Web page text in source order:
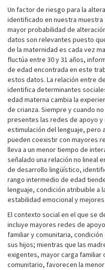
Un factor de riesgo para la
identificado en nuestra muestra
mayor probabilidad de
datos son relevantes puesto
de la maternidad es cada vez
fluctúa entre 30 y 31 años,
de edad encontrada en este
estos datos. La relación entre
identifica determinantes
edad materna cambia la
de crianza. Siempre y cuando
presentes las redes de apoyo
estimulación del lenguaje, pero
pueden coexistir con mayores
lleva a un menor tiempo de
señalado una relación no lineal
de desarrollo lingüístico,
rango intermedio de edad
lenguaje, condición atribuible a
estabilidad emocional y
El contexto social en el que se
incluye mayores redes de
familiar y comunitaria,
sus hijos; mientras que las
exigentes, mayor carga familiar
comunitario, favorecen la